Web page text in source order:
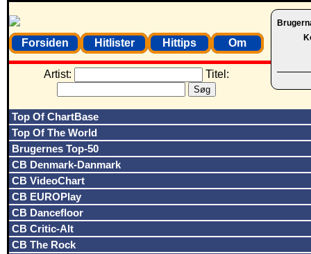
Forsiden Hitlister Hittips Om
Artist: Titel:
Top Of ChartBase
Top Of The World
Brugernes Top-50
CB Denmark-Danmark
CB VideoChart
CB EUROPlay
CB Dancefloor
CB Critic-Alt
CB The Rock